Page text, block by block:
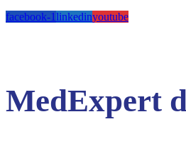
facebook-1linkedinyoutube
MedExpert